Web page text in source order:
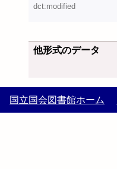
dct:modified
他形式のデータ
国立国会図書館ホーム